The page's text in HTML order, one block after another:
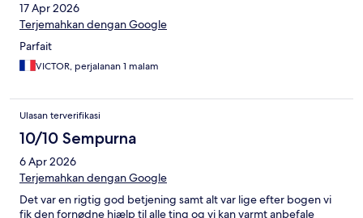
17 Apr 2026
Terjemahkan dengan Google
Parfait
VICTOR, perjalanan 1 malam
Ulasan terverifikasi
10/10 Sempurna
6 Apr 2026
Terjemahkan dengan Google
Det var en rigtig god betjening samt alt var lige efter bogen vi
fik den fornødne hjælp til alle ting og vi kan varmt anbefale